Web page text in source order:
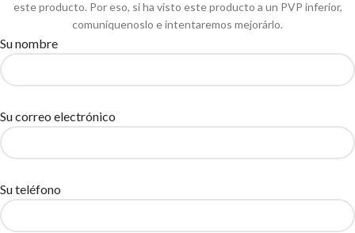
este producto. Por eso, si ha visto este producto a un PVP inferior,
comuníquenoslo e intentaremos mejorárlo.
Su nombre
Su correo electrónico
Su teléfono